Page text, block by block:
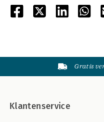
Gratis
Klantenservice